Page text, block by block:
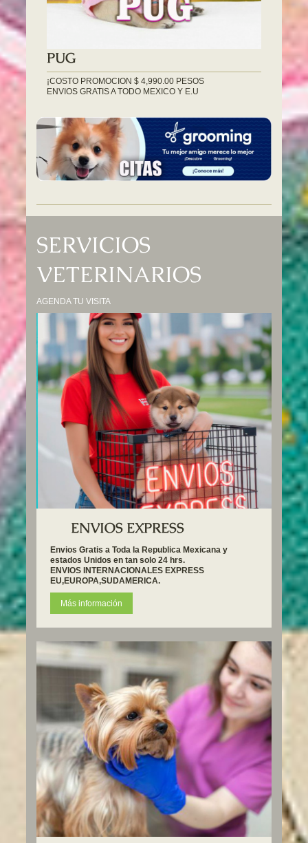
PUG
¡COSTO PROMOCION $ 4,990.00 PESOS
ENVIOS GRATIS A TODO MEXICO Y E.U
SERVICIOS
VETERINARIOS
AGENDA TU VISITA
ENVIOS EXPRESS
Envios Gratis a Toda la Republica Mexicana y
estados Unidos en tan solo 24 hrs.
ENVIOS INTERNACIONALES EXPRESS
EU,EUROPA,SUDAMERICA.
Más información